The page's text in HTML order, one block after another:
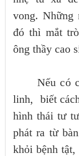
vong. Những
đó thì mắt
ông thầy cao
Nếu có
linh, biết
hình thái tư
phát ra từ
khỏi bệnh tật,